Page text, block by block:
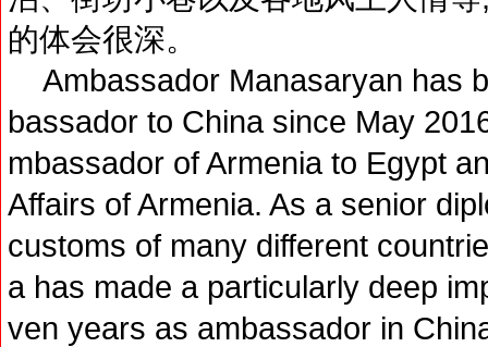
的体会很深。
Ambassador Manasaryan has
bassador to China since May
mbassador of Armenia to Egypt
Affairs of Armenia. As a senior
customs of many different
a has made a particularly deep
ven years as ambassador in